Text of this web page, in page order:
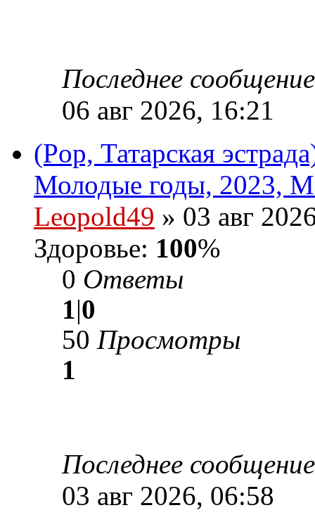
Последнее
06 авг 2026, 16:21
(Pop, Татарская
Молодые годы, 2023,
Leopold49 » 03 авг
Здоровье: 100%
0 Ответы
1|0
50 Просмотры
1
Последнее
03 авг 2026, 06:58